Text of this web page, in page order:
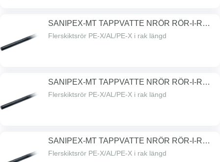
SANIPEX-MT TAPPVATTE NRÖR RÖR-I-RÖR
16MM
Flerskiktsrör PE-X/AL/PE-X i rak längd
SANIPEX-MT TAPPVATTE NRÖR RÖR-I-RÖR
20MM
Flerskiktsrör PE-X/AL/PE-X i rak längd
SANIPEX-MT TAPPVATTE NRÖR RÖR-I-RÖR
26MM
Flerskiktsrör PE-X/AL/PE-X i rak längd